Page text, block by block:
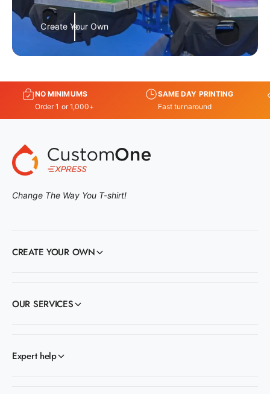
Create Your Own
NO MINIMUMS
Order 1 or 1,000+
SAME DAY PRINTING
Fast turnaround
Change The Way You T-shirt!
CREATE YOUR OWN
OUR SERVICES
Expert help